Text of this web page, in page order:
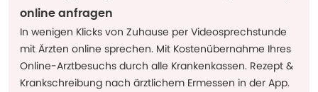
online anfragen
In wenigen Klicks von Zuhause per Videosprechstunde
mit Ärzten online sprechen. Mit Kostenübernahme Ihres
Online-Arztbesuchs durch alle Krankenkassen. Rezept &
Krankschreibung nach ärztlichem Ermessen in der App.